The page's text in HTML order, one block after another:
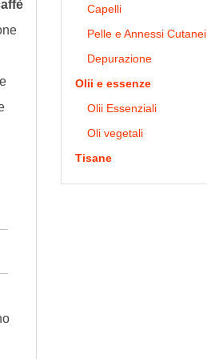
Capelli
Pelle e Annessi Cutanei
Depurazione
Olii e essenze
Olii Essenziali
Oli vegetali
Tisane